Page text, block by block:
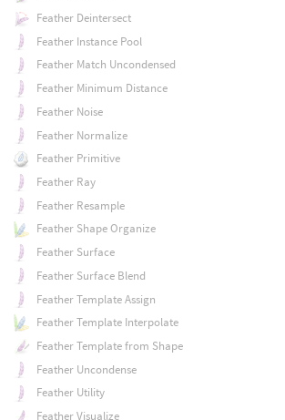
Feather Deintersect
Feather Instance Pool
Feather Match Uncondensed
Feather Minimum Distance
Feather Noise
Feather Normalize
Feather Primitive
Feather Ray
Feather Resample
Feather Shape Organize
Feather Surface
Feather Surface Blend
Feather Template Assign
Feather Template Interpolate
Feather Template from Shape
Feather Uncondense
Feather Utility
Feather Visualize